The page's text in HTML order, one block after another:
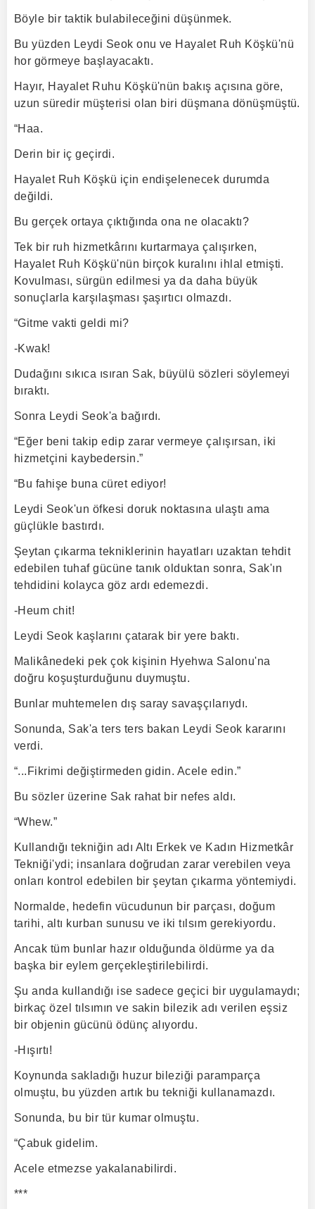
Böyle bir taktik bulabileceğini düşünmek.
Bu yüzden Leydi Seok onu ve Hayalet Ruh Köşkü'nü
hor görmeye başlayacaktı.
Hayır, Hayalet Ruhu Köşkü'nün bakış açısına göre,
uzun süredir müşterisi olan biri düşmana dönüşmüştü.
“Haa.
Derin bir iç geçirdi.
Hayalet Ruh Köşkü için endişelenecek durumda
değildi.
Bu gerçek ortaya çıktığında ona ne olacaktı?
Tek bir ruh hizmetkârını kurtarmaya çalışırken,
Hayalet Ruh Köşkü'nün birçok kuralını ihlal etmişti.
Kovulması, sürgün edilmesi ya da daha büyük
sonuçlarla karşılaşması şaşırtıcı olmazdı.
“Gitme vakti geldi mi?
-Kwak!
Dudağını sıkıca ısıran Sak, büyülü sözleri söylemeyi
bıraktı.
Sonra Leydi Seok'a bağırdı.
“Eğer beni takip edip zarar vermeye çalışırsan, iki
hizmetçini kaybedersin.”
“Bu fahişe buna cüret ediyor!
Leydi Seok'un öfkesi doruk noktasına ulaştı ama
güçlükle bastırdı.
Şeytan çıkarma tekniklerinin hayatları uzaktan tehdit
edebilen tuhaf gücüne tanık olduktan sonra, Sak'ın
tehdidini kolayca göz ardı edemezdi.
-Heum chit!
Leydi Seok kaşlarını çatarak bir yere baktı.
Malikânedeki pek çok kişinin Hyehwa Salonu'na
doğru koşuşturduğunu duymuştu.
Bunlar muhtemelen dış saray savaşçılarıydı.
Sonunda, Sak'a ters ters bakan Leydi Seok kararını
verdi.
“...Fikrimi değiştirmeden gidin. Acele edin.”
Bu sözler üzerine Sak rahat bir nefes aldı.
“Whew.”
Kullandığı tekniğin adı Altı Erkek ve Kadın Hizmetkâr
Tekniği'ydi; insanlara doğrudan zarar verebilen veya
onları kontrol edebilen bir şeytan çıkarma yöntemiydi.
Normalde, hedefin vücudunun bir parçası, doğum
tarihi, altı kurban sunusu ve iki tılsım gerekiyordu.
Ancak tüm bunlar hazır olduğunda öldürme ya da
başka bir eylem gerçekleştirilebilirdi.
Şu anda kullandığı ise sadece geçici bir uygulamaydı;
birkaç özel tılsımın ve sakin bilezik adı verilen eşsiz
bir objenin gücünü ödünç alıyordu.
-Hışırtı!
Koynunda sakladığı huzur bileziği paramparça
olmuştu, bu yüzden artık bu tekniği kullanamazdı.
Sonunda, bu bir tür kumar olmuştu.
“Çabuk gidelim.
Acele etmezse yakalanabilirdi.
***